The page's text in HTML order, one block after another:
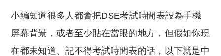
小編知道很多人都會把DSE考試時間表設為手機
屏幕背景，或者至少貼在當眼的地方，但假如你現
在都未知道、記不得考試時間表的話，以下就是中